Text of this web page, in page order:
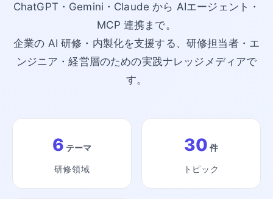
ChatGPT・Gemini・Claude から AIエージェント・
MCP 連携まで。
企業の AI 研修・内製化を支援する、研修担当者・エ
ンジニア・経営層のための実践ナレッジメディアで
す。
6 テーマ
研修領域
30 件
トピック